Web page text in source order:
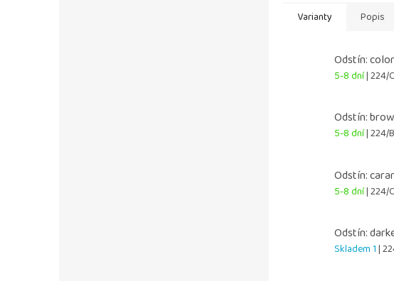
Varianty Popis
Odstín:
5-8 dní| 224/
Odstín:
5-8 dní| 224/
Odstín:
5-8 dní| 224/
Odstín:
Skladem 1|